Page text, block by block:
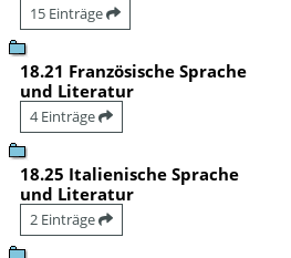
15 Einträge
18.21 Französische Sprache
und Literatur
4 Einträge
18.25 Italienische Sprache
und Literatur
2 Einträge